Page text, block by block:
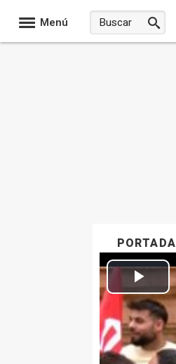
Menú
PORTADA